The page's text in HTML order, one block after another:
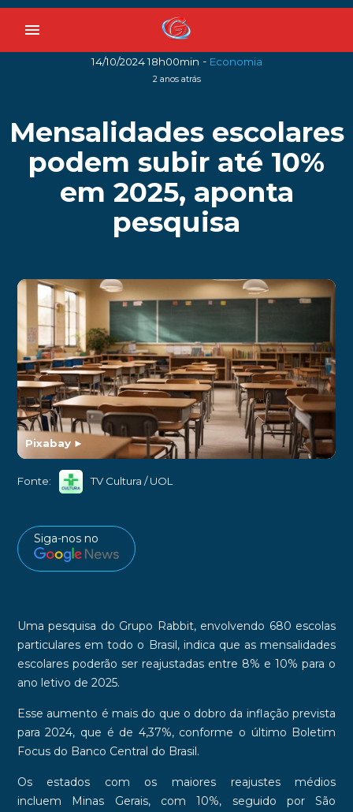
menu
14/10/2024 18h00min - Economia
2 anos atrás
Mensalidades escolares
podem subir até 10%
em 2025, aponta
pesquisa
Pixabay►
Fonte: TV Cultura / UOL
Siga-nos no
Uma pesquisa do Grupo Rabbit, envolvendo 680 escolas
particularesem todo o Brasil, indica que as mensalidades
escolares poderão ser reajustadas entre 8% e10% para o
ano letivo de 2025.
Esse aumento é mais do que o dobro da inflação prevista
para 2024, que é de 4,37%, conforme o último Boletim
Focus do Banco Central do Brasil .
Os estados com os maiores reajustes médios
incluem Minas Gerais, com10%, seguido porSão